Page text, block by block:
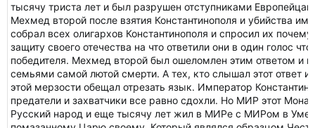
тысячу триста лет и был разрушен отступниками
Мехмед второй после взятия Константинополя и убийства
собрал всех олигархов Константинополя и спросил их
защиту своего отечества на что ответили они в один голос
победителя. Мехмед второй был ошеломлен этим ответом и
семьями самой лютой смерти. А тех, кто слышал этот ответ и
этой мерзости обещал отрезать язык. Император
предатели и захватчики все равно сдохли. Но МИР этот
Русский народ и еще тысячу лет жил в МИРе с МИРом в